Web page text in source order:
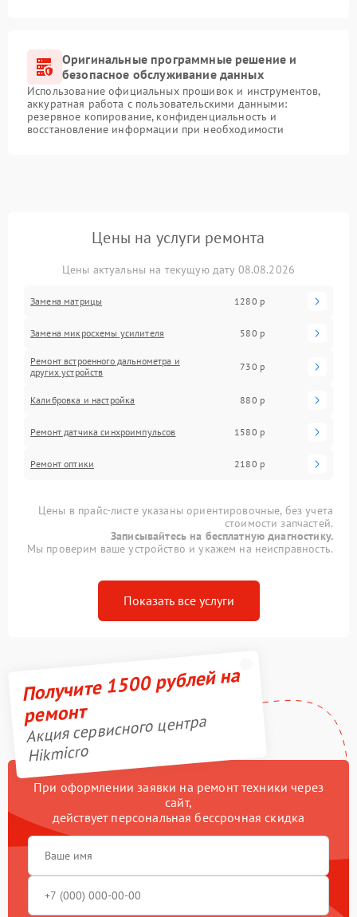
Оригинальные программные решение и
безопасное обслуживание данных
Использование официальных прошивок и инструментов,
аккуратная работа с пользовательскими данными:
резервное копирование, конфиденциальность и
восстановление информации при необходимости
Цены на услуги ремонта
Цены актуальны на текущую дату 08.08.2026
Замена матрицы 1280 р
Замена микросхемы усилителя 580 р
Ремонт встроенного дальнометра и
других устройств
730 р
Калибровка и настройка 880 р
Ремонт датчика синхроимпульсов 1580 р
Ремонт оптики 2180 р
Цены в прайс-листе указаны ориентировочные, без учета
стоимости запчастей.
Записывайтесь на бесплатную диагностику.
Мы проверим ваше устройство и укажем на неисправность.
Показать все услуги
Получите 1500 рублей на
ремонт
Акция сервисного центра
Hikmicro
При оформлении заявки на ремонт техники через
сайт,
действует персональная бессрочная скидка